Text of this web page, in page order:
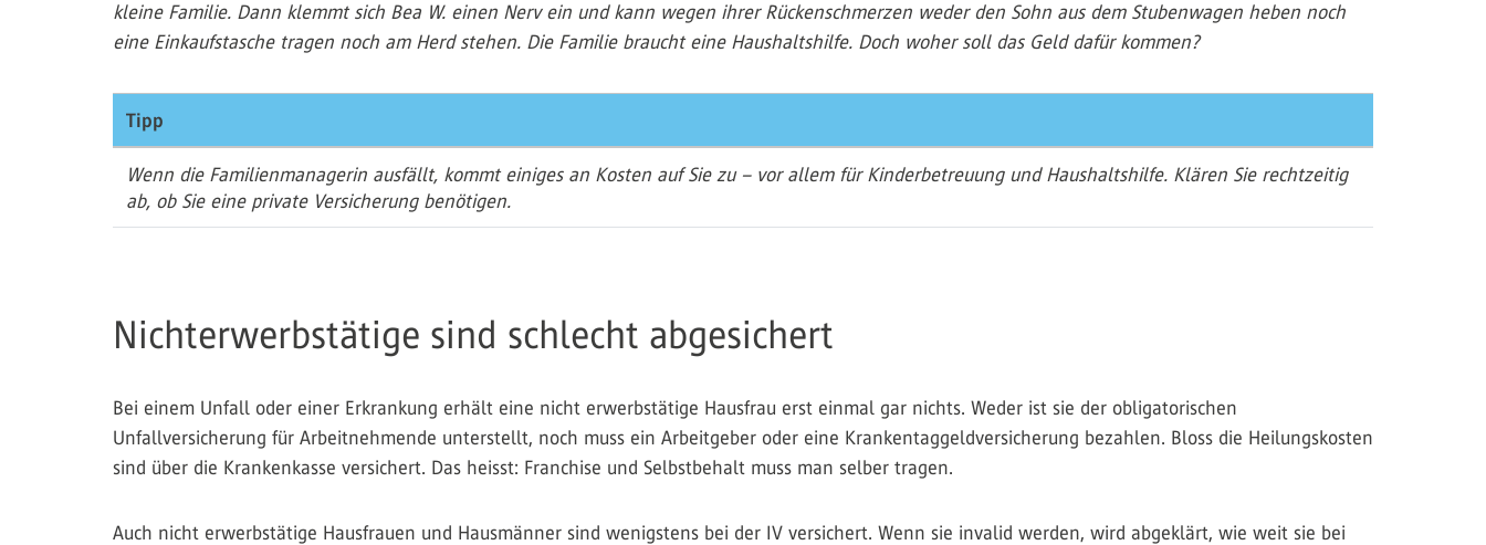
kleine Familie. Dann klemmt sich Bea W. einen Nerv ein und kann wegen ihrer Rückenschmerzen weder den Sohn aus dem Stubenwagen heben noch
eine Einkaufstasche tragen noch am Herd stehen. Die Familie braucht eine Haushaltshilfe. Doch woher soll das Geld dafür kommen?
Tipp
Wenn die Familienmanagerin ausfällt, kommt einiges an Kosten auf Sie zu – vor allem für Kinderbetreuung und Haushaltshilfe. Klären Sie rechtzeitig
ab, ob Sie eine private Versicherung benötigen.
Nichterwerbstätige sind schlecht abgesichert
Bei einem Unfall oder einer Erkrankung erhält eine nicht erwerbstätige Hausfrau erst einmal gar nichts. Weder ist sie der obligatorischen
Unfallversicherung für Arbeitnehmende unterstellt, noch muss ein Arbeitgeber oder eine Krankentaggeldversicherung bezahlen. Bloss die Heilungskosten
sind über die Krankenkasse versichert. Das heisst: Franchise und Selbstbehalt muss man selber tragen.
Auch nicht erwerbstätige Hausfrauen und Hausmänner sind wenigstens bei der IV versichert. Wenn sie invalid werden, wird abgeklärt, wie weit sie bei